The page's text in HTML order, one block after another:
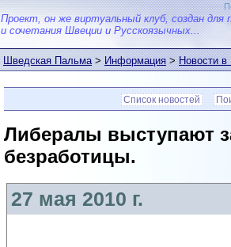
Проект, он же виртуальный клуб, создан для
и сочетания Швеции и Русскоязычных...
Шведская Пальма>Информация>Новости
Список новостей
Либералы выступают
безработицы.
27 мая 2010 г.